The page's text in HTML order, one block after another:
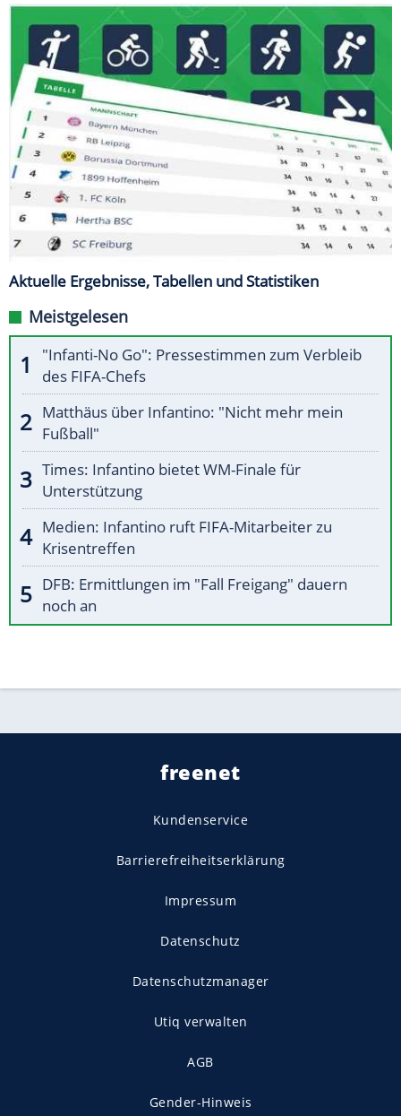
Aktuelle Ergebnisse, Tabellen und Statistiken
Meistgelesen
"Infanti-No Go": Pressestimmen zum Verbleib
des FIFA-Chefs
Matthäus über Infantino: "Nicht mehr mein
Fußball"
Times: Infantino bietet WM-Finale für
Unterstützung
Medien: Infantino ruft FIFA-Mitarbeiter zu
Krisentreffen
DFB: Ermittlungen im "Fall Freigang" dauern
noch an
freenet
Kundenservice
Barrierefreiheitserklärung
Impressum
Datenschutz
Datenschutzmanager
Utiq verwalten
AGB
Gender-Hinweis